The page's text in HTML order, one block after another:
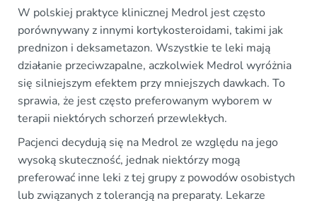
W polskiej praktyce klinicznej Medrol jest często
porównywany z innymi kortykosteroidami, takimi jak
prednizon i deksametazon. Wszystkie te leki mają
działanie przeciwzapalne, aczkolwiek Medrol wyróżnia
się silniejszym efektem przy mniejszych dawkach. To
sprawia, że jest często preferowanym wyborem w
terapii niektórych schorzeń przewlekłych.
Pacjenci decydują się na Medrol ze względu na jego
wysoką skuteczność, jednak niektórzy mogą
preferować inne leki z tej grupy z powodów osobistych
lub związanych z tolerancją na preparaty. Lekarze